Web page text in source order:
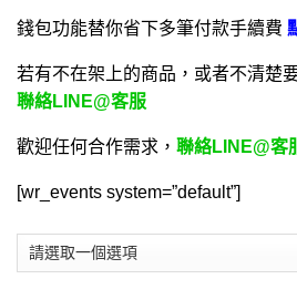
錢包功能替你省下多筆付款手續費
若有不在架上的商品，或者不清楚
聯絡LINE@客服
歡迎任何合作需求， 聯絡LINE@客
[wr_events system=”default”]